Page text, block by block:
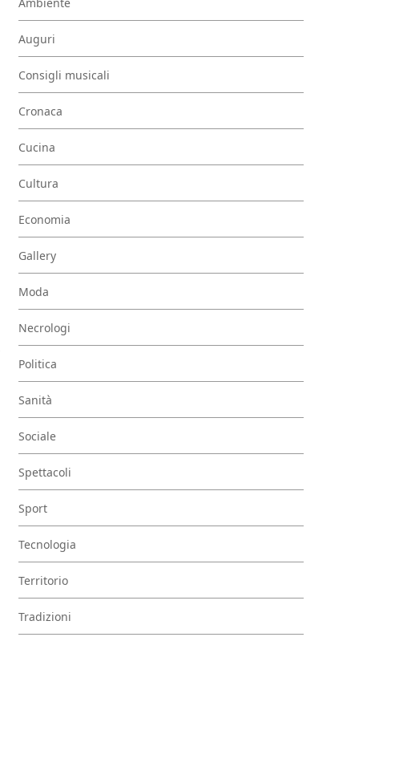
Auguri
Consigli musicali
Cronaca
Cucina
Cultura
Economia
Gallery
Moda
Necrologi
Politica
Sanità
Sociale
Spettacoli
Sport
Tecnologia
Territorio
Tradizioni